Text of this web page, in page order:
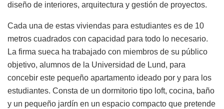
diseño de interiores, arquitectura y gestión de proyectos.
Cada una de estas viviendas para estudiantes es de 10
metros cuadrados con capacidad para todo lo necesario.
La firma sueca ha trabajado con miembros de su público
objetivo, alumnos de la Universidad de Lund, para
concebir este pequeño apartamento ideado por y para los
estudiantes. Consta de un dormitorio tipo loft, cocina, baño
y un pequeño jardín en un espacio compacto que pretende